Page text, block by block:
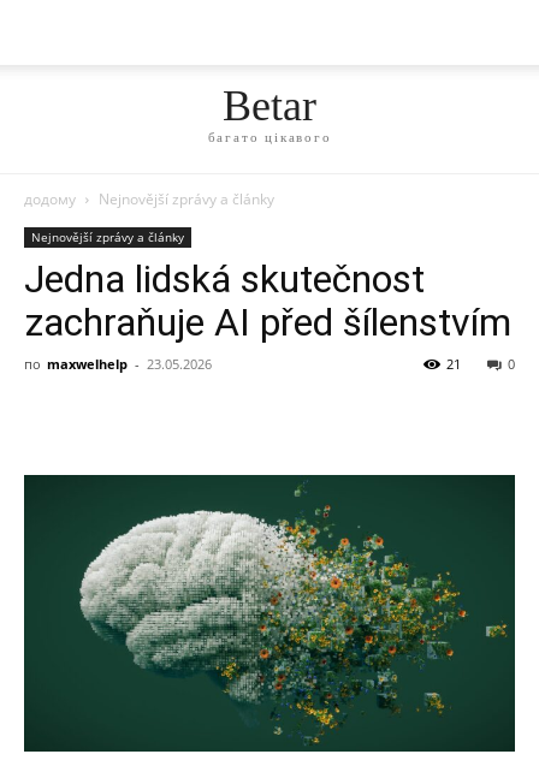
Betar
багато цікавого
додому Nejnovější zprávy a články
Nejnovější zprávy a články
Jedna lidská skutečnost
zachraňuje AI před šílenstvím
по maxwelhelp - 23.05.2026 0
21